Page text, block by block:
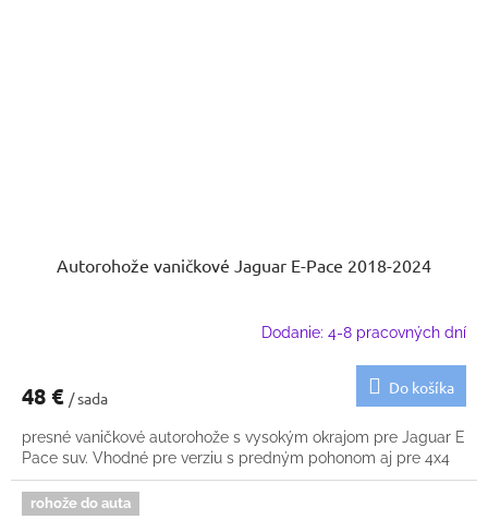
Autorohože vaničkové Jaguar E-Pace 2018-2024
Dodanie: 4-8 pracovných dní
48 € / sada
Do košíka
presné vaničkové autorohože s vysokým okrajom pre Jaguar E
Pace suv. Vhodné pre verziu s predným pohonom aj pre 4x4
rohože do auta